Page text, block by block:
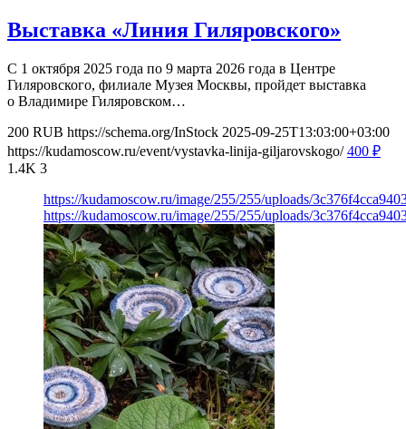
Выставка «Линия Гиляровского»
С 1 октября 2025 года по 9 марта 2026 года в Центре
Гиляровского, филиале Музея Москвы, пройдет выставка
о Владимире Гиляровском…
200 RUB https://schema.org/InStock 2025-09-25T13:03:00+03:00
https://kudamoscow.ru/event/vystavka-linija-giljarovskogo/ 400 ₽
1.4K 3
https://kudamoscow.ru/image/255/255/uploads/
https://kudamoscow.ru/image/255/255/uploads/